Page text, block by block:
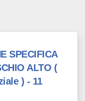
SPECIFICA
ALTO (
) - 11